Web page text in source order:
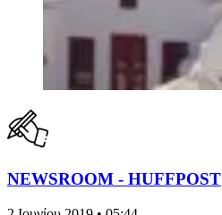
NEWSROOM - HUFFPOST